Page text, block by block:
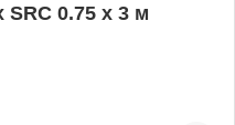
SRC 0.75 х 3 м